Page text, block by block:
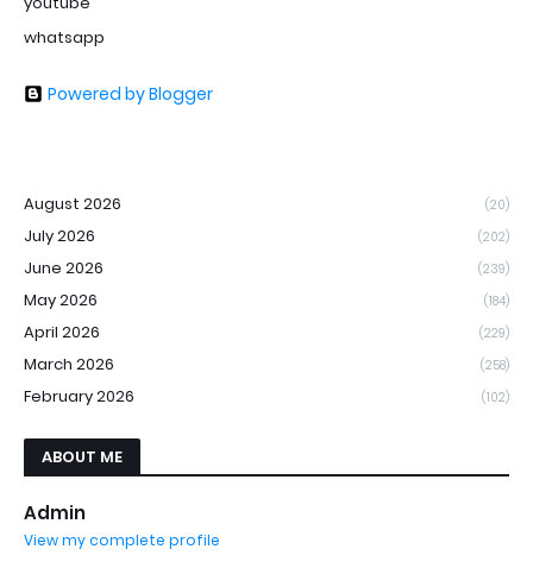
whatsapp
Powered by Blogger
August 2026 (20)
July 2026 (202)
June 2026 (239)
May 2026 (184)
April 2026 (229)
March 2026 (258)
February 2026 (102)
ABOUT ME
Admin
View my complete profile